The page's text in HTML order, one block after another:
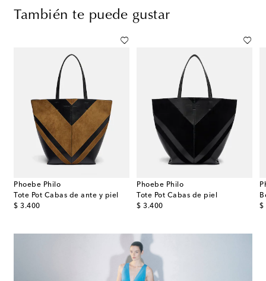
También te puede gustar
Phoebe Philo
Tote Pot Cabas de ante y piel
$ 3.400
original price
Phoebe Philo
Tote Pot Cabas de piel
$ 3.400
original price
$